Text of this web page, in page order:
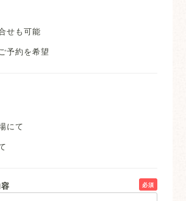
せも可能
予約を希望
にて
必須